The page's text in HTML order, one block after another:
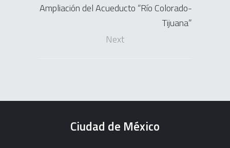
Ampliación del Acueducto “Río Colorado-
Tijuana”
Next
Ciudad de México